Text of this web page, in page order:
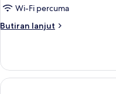
Wi-Fi percuma
Butiran lanjut
Butiran
2
Katil
Ratu